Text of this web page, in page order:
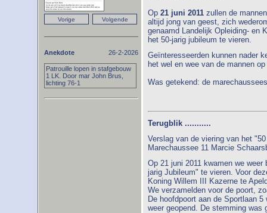
Op 21 juni 2011 zullen de
altijd jong van geest, zich
genaamd Landelijk Opleiding- en
het 50-jarig jubileum te vieren.
Geïnteresseerden kunnen nader
het wel en wee van de mannen
Was getekend: de
Terugblik ...........
Verslag van de viering van het
Marechaussee 11 Marcie
Op 21 juni 2011 kwamen we
jarig Jubileum" te vieren. Voor
Koning Willem III Kazerne te
We verzamelden voor de poort,
De hoofdpoort aan de Sportlaan
weer geopend. De stemming was
Anekdote 26-2-2026
Patrouille lopen in stafgebouw
1 LK. Door mar John Brus,
lichting 76-1